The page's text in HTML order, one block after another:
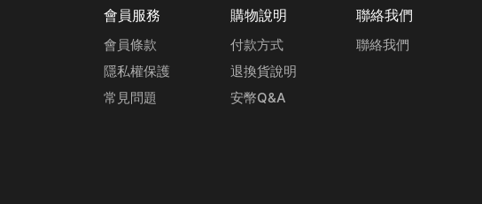
會員服務
會員條款
隱私權保護
常見問題
購物說明
付款方式
退換貨說明
安幣Q&A
聯絡我們
聯絡我們